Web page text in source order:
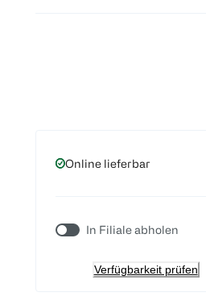
Online lieferbar
In Filiale abholen
Verfügbarkeit prüfen